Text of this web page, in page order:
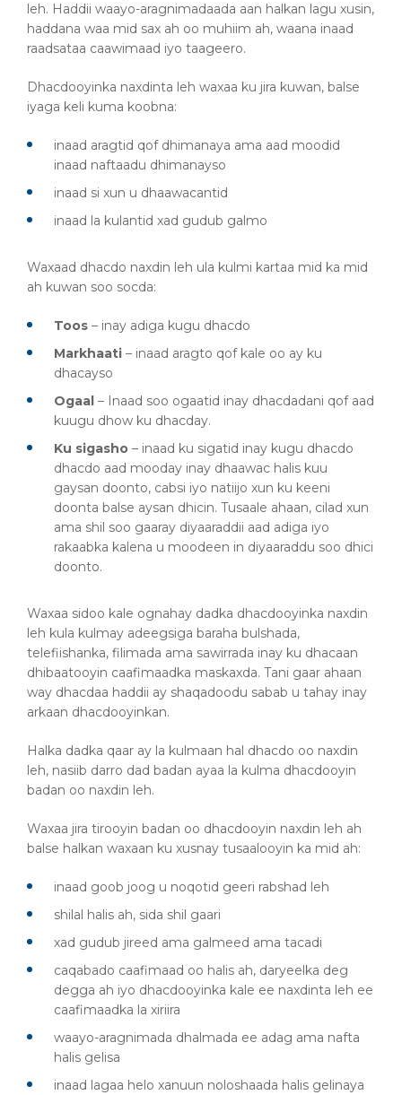
leh. Haddii waayo-aragnimadaada aan halkan lagu xusin,
haddana waa mid sax ah oo muhiim ah, waana inaad
raadsataa caawimaad iyo taageero.
Dhacdooyinka naxdinta leh waxaa ku jira kuwan, balse
iyaga keli kuma koobna:
inaad aragtid qof dhimanaya ama aad moodid
inaad naftaadu dhimanayso
inaad si xun u dhaawacantid
inaad la kulantid xad gudub galmo
Waxaad dhacdo naxdin leh ula kulmi kartaa mid ka mid
ah kuwan soo socda:
Toos – inay adiga kugu dhacdo
Markhaati – inaad aragto qof kale oo ay ku
dhacayso
Ogaal – Inaad soo ogaatid inay dhacdadani qof aad
kuugu dhow ku dhacday.
Ku sigasho – inaad ku sigatid inay kugu dhacdo
dhacdo aad mooday inay dhaawac halis kuu
gaysan doonto, cabsi iyo natiijo xun ku keeni
doonta balse aysan dhicin. Tusaale ahaan, cilad xun
ama shil soo gaaray diyaaraddii aad adiga iyo
rakaabka kalena u moodeen in diyaaraddu soo dhici
doonto.
Waxaa sidoo kale ognahay dadka dhacdooyinka naxdin
leh kula kulmay adeegsiga baraha bulshada,
telefiishanka, filimada ama sawirrada inay ku dhacaan
dhibaatooyin caafimaadka maskaxda. Tani gaar ahaan
way dhacdaa haddii ay shaqadoodu sabab u tahay inay
arkaan dhacdooyinkan.
Halka dadka qaar ay la kulmaan hal dhacdo oo naxdin
leh, nasiib darro dad badan ayaa la kulma dhacdooyin
badan oo naxdin leh.
Waxaa jira tirooyin badan oo dhacdooyin naxdin leh ah
balse halkan waxaan ku xusnay tusaalooyin ka mid ah:
inaad goob joog u noqotid geeri rabshad leh
shilal halis ah, sida shil gaari
xad gudub jireed ama galmeed ama tacadi
caqabado caafimaad oo halis ah, daryeelka deg
degga ah iyo dhacdooyinka kale ee naxdinta leh ee
caafimaadka la xiriira
waayo-aragnimada dhalmada ee adag ama nafta
halis gelisa
inaad lagaa helo xanuun noloshaada halis gelinaya